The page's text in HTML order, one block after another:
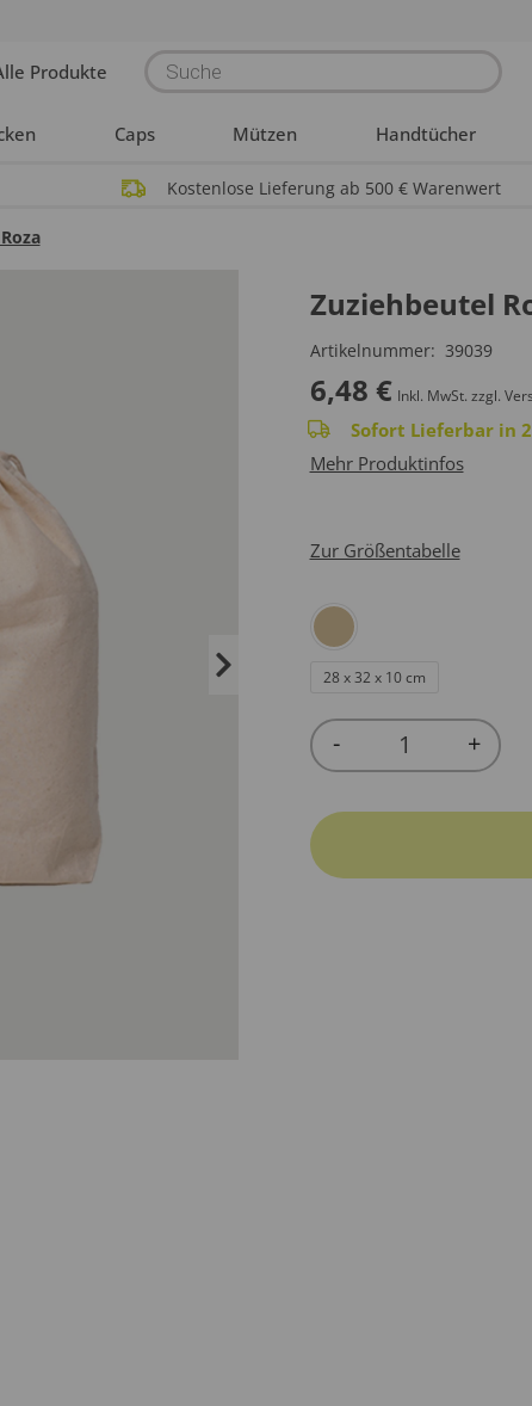
Produkte Products
search
Caps Mützen Handtücher
Kostenlose Lieferung ab 500 € Warenwert
Zuziehbeutel
Artikelnummer: 39039
6,48 € Inkl. MwSt. zzgl.
Sofort Lieferbar in
Mehr Produktinfos
Zur Größentabelle
28 x 32 x 10 cm
Quantity
- +